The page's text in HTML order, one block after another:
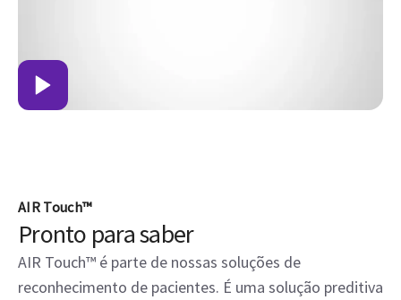
AIR Touch™
Pronto para saber
AIR Touch™ é parte de nossas soluções de
reconhecimento de pacientes. É uma solução preditiva